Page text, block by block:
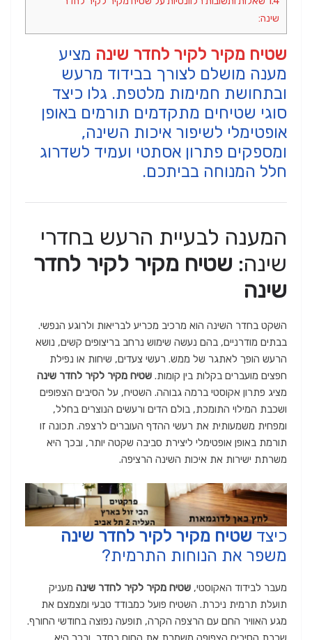
שינה:
שטיח מקיר לקיר לחדר שינה מציע
מענה מושלם לצורך בבידוד מרעש
ובתחושת חמימות מלטפת. גלו כיצד
סוגי שטיחים מתקדמים תורמים באופן
אופטימלי לשיפור איכות השינה,
ומספקים פתרון אסתטי ועמיד לשדרוג
חלל המנוחה בביתכם.
המענה לבעיית הרעש בחדרי
שינה: שטיח מקיר לקיר לחדר
שינה
השקט בחדר השינה הוא מרכיב מכריע לבריאות ולרוגע הנפשי.
בבתים מודרניים, בהם נעשה שימוש נרחב בריצופים קשים, נושא
הרעש הופך לאתגר של ממש. רעשי צעדים, שיחות או נפילת
חפצים מועברים בקלות בין קומות. שטיח מקיר לקיר לחדר שינה
מציג פתרון אקוסטי ברמה גבוהה. השטיח, על הסיבים הצפופים
ושכבת המילוי התומכת, בולם הדים ורעשים הנוצרים בחלל,
ומפחית משמעותית את רעשי ההדף העוברים לרצפה. תכונה זו
תורמת באופן אופטימלי ליצירת סביבה שקטה יותר, ובכך היא
משרתת ישירות את איכות השינה הרציפה.
כיצד שטיח מקיר לקיר לחדר שינה
משפר את הנוחות התרמית?
מעבר לבידוד האקוסטי, שטיח מקיר לקיר לחדר שינה מעניק
תועלת תרמית ניכרת. השטיח פועל כמבודד טבעי ומצמצם את
מגע האוויר החם עם הרצפה הקרה, תופעה נפוצה בחודשי החורף.